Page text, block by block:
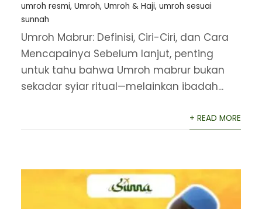
umroh resmi, Umroh, Umroh & Haji, umroh sesuai
sunnah
Umroh Mabrur: Definisi, Ciri-Ciri, dan Cara
Mencapainya Sebelum lanjut, penting
untuk tahu bahwa Umroh mabrur bukan
sekadar syiar ritual—melainkan ibadah...
+ READ MORE